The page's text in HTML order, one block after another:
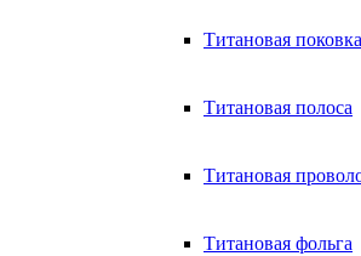
Титановая поковка
Титановая полоса
Титановая
Титановая фольга